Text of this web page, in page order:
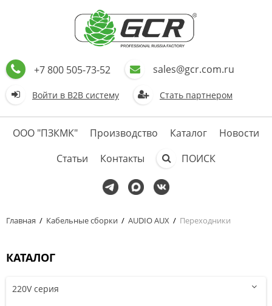
+7 800 505-73-52 sales@gcr.com.ru
Войти в В2В систему Стать партнером
ООО "ПЗКМК" Производство Каталог
Новости
Статьи
Контакты ПОИСК
Главная / Кабельные сборки / AUDIO AUX / Переходники
КАТАЛОГ
220V серия